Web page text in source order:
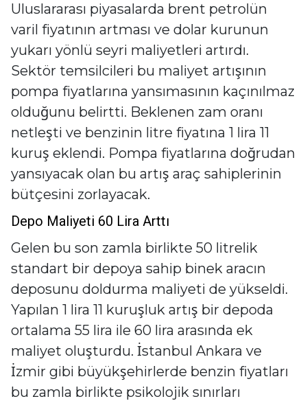
Uluslararası piyasalarda brent petrolün
varil fiyatının artması ve dolar kurunun
yukarı yönlü seyri maliyetleri artırdı.
Sektör temsilcileri bu maliyet artışının
pompa fiyatlarına yansımasının kaçınılmaz
olduğunu belirtti. Beklenen zam oranı
netleşti ve benzinin litre fiyatına 1 lira 11
kuruş eklendi. Pompa fiyatlarına doğrudan
yansıyacak olan bu artış araç sahiplerinin
bütçesini zorlayacak.
Depo Maliyeti 60 Lira Arttı
Gelen bu son zamla birlikte 50 litrelik
standart bir depoya sahip binek aracın
deposunu doldurma maliyeti de yükseldi.
Yapılan 1 lira 11 kuruşluk artış bir depoda
ortalama 55 lira ile 60 lira arasında ek
maliyet oluşturdu. İstanbul Ankara ve
İzmir gibi büyükşehirlerde benzin fiyatları
bu zamla birlikte psikolojik sınırları